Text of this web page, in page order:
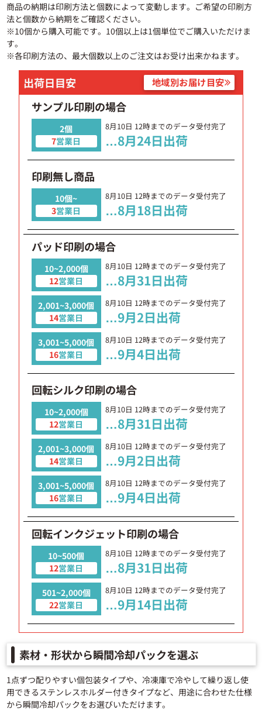
商品の納期は印刷方法と個数によって変動します。ご希望の印刷方
法と個数から納期をご確認ください。
※10個から購入可能です。10個以上は1個単位でご購入いただけま
す。
※各印刷方法の、最大個数以上のご注文はお受け出来かねます。
出荷日目安 地域別お届け目安
サンプル印刷の場合
2個
7営業日
8月10日 12時までのデータ受付完了
…8月24日出荷
印刷無し商品
10個~
3営業日
8月10日 12時までのデータ受付完了
…8月18日出荷
パッド印刷の場合
10~2,000個
12営業日
8月10日 12時までのデータ受付完了
…8月31日出荷
2,001~3,000個
14営業日
8月10日 12時までのデータ受付完了
…9月2日出荷
3,001~5,000個
16営業日
8月10日 12時までのデータ受付完了
…9月4日出荷
回転シルク印刷の場合
10~2,000個
12営業日
8月10日 12時までのデータ受付完了
…8月31日出荷
2,001~3,000個
14営業日
8月10日 12時までのデータ受付完了
…9月2日出荷
3,001~5,000個
16営業日
8月10日 12時までのデータ受付完了
…9月4日出荷
回転インクジェット印刷の場合
10~500個
12営業日
8月10日 12時までのデータ受付完了
…8月31日出荷
501~2,000個
22営業日
8月10日 12時までのデータ受付完了
…9月14日出荷
素材・形状から瞬間冷却パックを選ぶ
1点ずつ配りやすい個包装タイプや、冷凍庫で冷やして繰り返し使
用できるステンレスホルダー付きタイプなど、用途に合わせた仕様
から瞬間冷却パックをお選びいただけます。